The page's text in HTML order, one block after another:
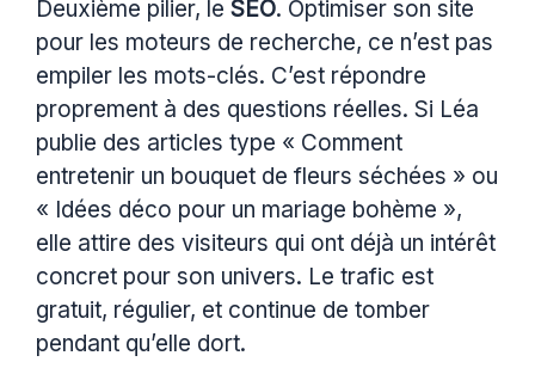
Deuxième pilier, le SEO. Optimiser son site
pour les moteurs de recherche, ce n’est pas
empiler les mots-clés. C’est répondre
proprement à des questions réelles. Si Léa
publie des articles type « Comment
entretenir un bouquet de fleurs séchées » ou
« Idées déco pour un mariage bohème »,
elle attire des visiteurs qui ont déjà un intérêt
concret pour son univers. Le trafic est
gratuit, régulier, et continue de tomber
pendant qu’elle dort.